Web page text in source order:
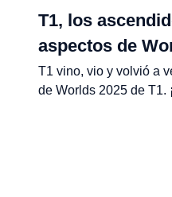
T1, los
aspectos de
T1 vino, vio y volvió a
de Worlds 2025 de T1.